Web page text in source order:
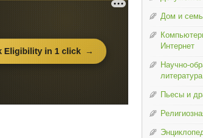
Дом и
Интернет
Научно-
литература
Пьесы и